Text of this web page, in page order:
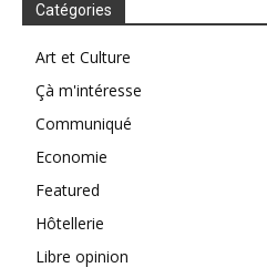
Catégories
Art et Culture
Çà m'intéresse
Communiqué
Economie
Featured
Hôtellerie
Libre opinion